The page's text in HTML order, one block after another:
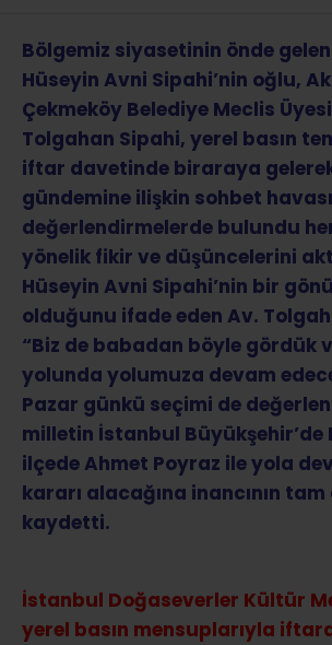
Bölgemiz siyasetinin önde
Hüseyin Avni Sipahi’nin oğlu,
Çekmeköy Belediye Meclis
Tolgahan Sipahi, yerel basın
iftar davetinde biraraya
gündemine ilişkin sohbet
değerlendirmelerde bulundu
yönelik fikir ve düşüncelerini
Hüseyin Avni Sipahi’nin bir
olduğunu ifade eden Av.
“Biz de babadan böyle gördük
yolunda yolumuza devam
Pazar günkü seçimi de
milletin İstanbul
ilçede Ahmet Poyraz ile yola
kararı alacağına inancının
kaydetti.
İstanbul Doğaseverler Kültür
yerel basın mensuplarıyla